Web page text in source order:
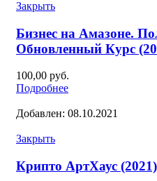
Закрыть
Бизнес на Амазоне.
Обновленный Курс
100,00 руб.
Подробнее
Добавлен: 08.10.2021
Закрыть
Крипто АртХаус